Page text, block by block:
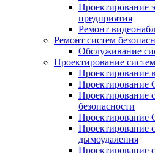
Проектирование
предприятия
Ремонт
Ремонт систем
Обслуживание
Проектирование
Проектирование
Проектирование
безопасности
Проектирование
Проектирование
дымоудаления
Проектирование